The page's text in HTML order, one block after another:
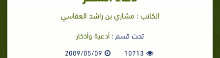
الكاتب : مشاري بن راشد العفاسي
تحت قسم :أدعية وأذكار
10713
2009/05/09